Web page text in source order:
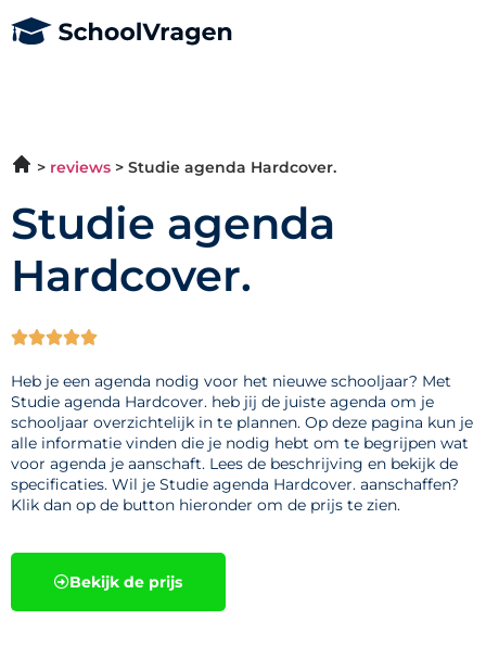
reviews Studie agenda Hardcover.
Studie agenda
Hardcover.

Heb je een agenda nodig voor het nieuwe schooljaar? Met
Studie agenda Hardcover. heb jij de juiste agenda om je
schooljaar overzichtelijk in te plannen. Op deze pagina kun je
alle informatie vinden die je nodig hebt om te begrijpen wat
voor agenda je aanschaft. Lees de beschrijving en bekijk de
specificaties. Wil je Studie agenda Hardcover. aanschaffen?
Klik dan op de button hieronder om de prijs te zien.
Bekijk de prijs